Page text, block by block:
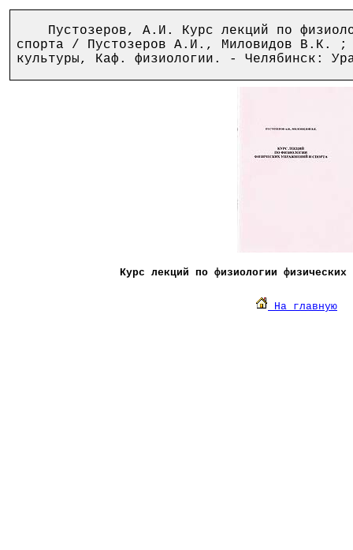
Пустозеров, А.И. Курс лекций по
спорта / Пустозеров А.И., Миловидов В.К.
культуры, Каф. физиологии. - Челябинск:
Курс лекций по физиологии
На главную